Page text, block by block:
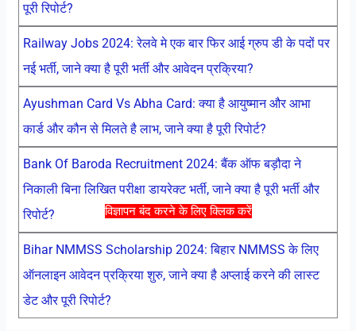
विज्ञापन बंद करने के लिए क्लिक करें
पूरी रिपोर्ट?
Railway Jobs 2024: रेलवे मे एक बार फिर आई ग्रुप डी के पदों पर
नई भर्ती, जाने क्या है पूरी भर्ती और आवेदन प्रक्रिया?
Ayushman Card Vs Abha Card: क्या है आयुष्मान और आभा
कार्ड और कौन से मिलते है लाभ, जाने क्या है पूरी रिपोर्ट?
Bank Of Baroda Recruitment 2024: बैंक ऑफ बड़ौदा ने
निकाली बिना लिखित परीक्षा डायरेक्ट भर्ती, जाने क्या है पूरी भर्ती और
रिपोर्ट?
Bihar NMMSS Scholarship 2024: बिहार NMMSS के लिए
ऑनलाइन आवेदन प्रक्रिया शुरु, जाने क्या है अप्लाई करने की लास्ट
डेट और पूरी रिपोर्ट?